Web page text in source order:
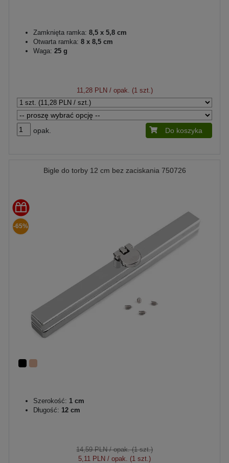
Zamknięta ramka: 8,5 x 5,8 cm
Otwarta ramka: 8 x 8,5 cm
Waga: 25 g
11,28 PLN/ opak. (1 szt.)
opak. Do koszyka
Bigle do torby 12 cm bez zaciskania 750726
-65%
Szerokość: 1 cm
Długość: 12 cm
14,59 PLN/ opak. (1 szt.)
5,11 PLN / opak. (1 szt.)